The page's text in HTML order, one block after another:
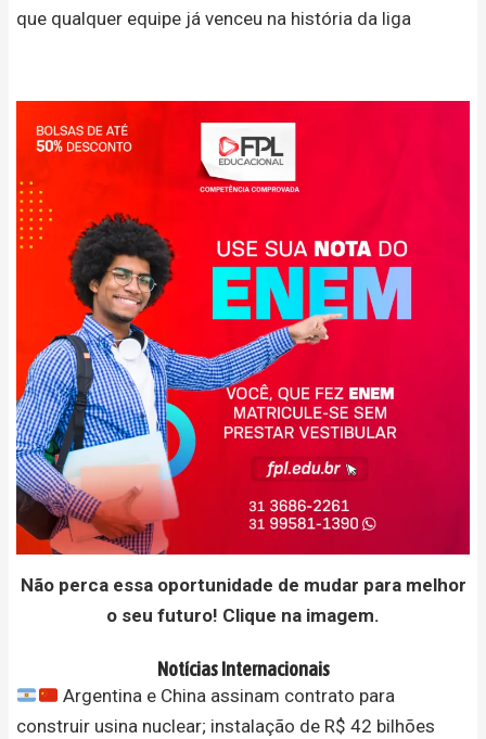
que qualquer equipe já venceu na história da liga
Não perca essa oportunidade de mudar para melhor
o seu futuro! Clique na imagem.
Notícias Internacionais
Argentina e China assinam contrato para
construir usina nuclear; instalação de R$ 42 bilhões